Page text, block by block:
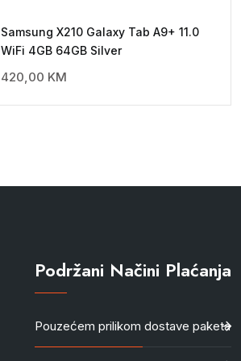
Samsung X210 Galaxy Tab A9+ 11.0
WiFi 4GB 64GB Silver
420,00 KM
Podržani Načini Plaćanja
Pouzećem prilikom dostave paketa